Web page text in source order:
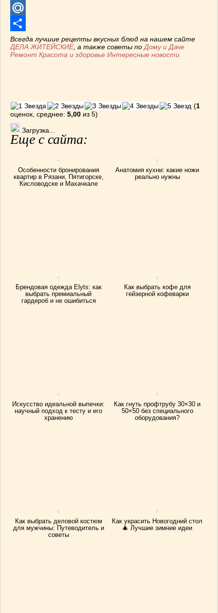
Telegram
Mail.Ru
Отправить
Всегда лучшие рецепты вкусных блюд на нашем сайте
ДЕЛА ЖИТЕЙСКИЕ, а также советы по Дому и Даче
Ремонт Красота и здоровье Интересные новости
(1
оценок, среднее: 5,00 из 5)
Загрузка...
Еще с сайта:
Особенности бронирования
квартир в Рязани, Пятигорске,
Кисловодске и Махачкале
Анатомия кухни: какие ножи
реально нужны
Брендовая одежда Elyts: как
выбрать премиальный
гардероб и не ошибиться
Как выбрать кофе для
гейзерной кофеварки
Искусство идеальной выпечки:
научный подход к тесту и его
хранению
Как гнуть профтрубу 30×30 и
50×50 без специального
оборудования?
Как выбрать деловой костюм
для мужчины: Путеводитель и
советы
Как украсить Новогодний стол
🎄 Лучшие зимние идеи